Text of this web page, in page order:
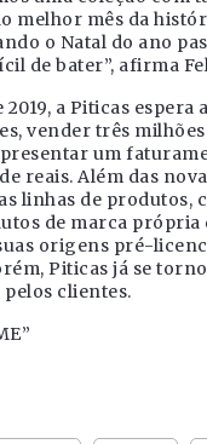
melhor mês da
o Natal do ano
de bater”, afirma
a Piticas espera
vender três
um
reais. Além das
linhas de produtos,
de marca própria
origens pré-
Piticas já se
clientes.